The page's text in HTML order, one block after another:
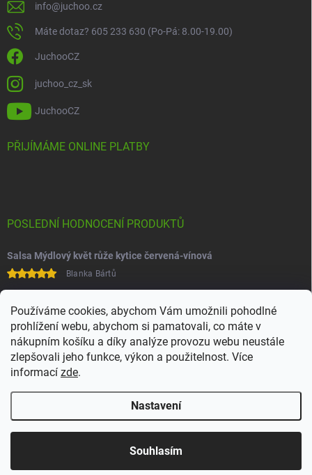
Používáme cookies, abychom Vám umožnili pohodlné
prohlížení webu, abychom si pamatovali, co máte v
nákupním košíku a díky analýze provozu webu neustále
zlepšovali jeho funkce, výkon a použitelnost. Více
informací zde.
Nastavení
Souhlasím
info@juchoo.cz
Máte dotaz? 605 233 630 (Po-Pá: 8.00-19.00)
JuchooCZ
juchoo_cz_sk
JuchooCZ
PŘIJÍMÁME ONLINE PLATBY
POSLEDNÍ HODNOCENÍ PRODUKTŮ
Salsa Mýdlový květ růže kytice červená-vínová
Blanka Bártů
Copyright 2026Juchoo. Všechna práva vyhrazena.Upravit nastavení
cookies